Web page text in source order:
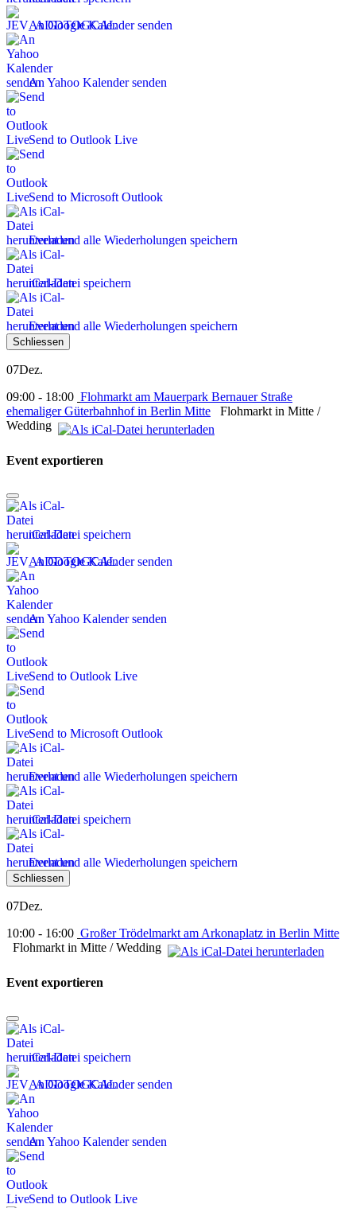
An Google Kalender senden
An Yahoo Kalender senden
Send to Outlook Live
Send to Microsoft Outlook
Event und alle Wiederholungen speichern
iCal-Datei speichern
Event und alle Wiederholungen speichern
Schliessen
07Dez.
09:00 - 18:00 Flohmarkt am Mauerpark Bernauer Straße
ehemaliger Güterbahnhof in Berlin Mitte Flohmarkt in Mitte /
Wedding
Event exportieren
iCal-Datei speichern
An Google Kalender senden
An Yahoo Kalender senden
Send to Outlook Live
Send to Microsoft Outlook
Event und alle Wiederholungen speichern
iCal-Datei speichern
Event und alle Wiederholungen speichern
Schliessen
07Dez.
10:00 - 16:00 Großer Trödelmarkt am Arkonaplatz in Berlin Mitte
Flohmarkt in Mitte / Wedding
Event exportieren
iCal-Datei speichern
An Google Kalender senden
An Yahoo Kalender senden
Send to Outlook Live